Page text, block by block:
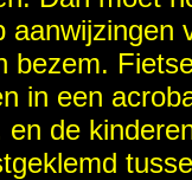
aanwijzingen
bezem.
in een
de